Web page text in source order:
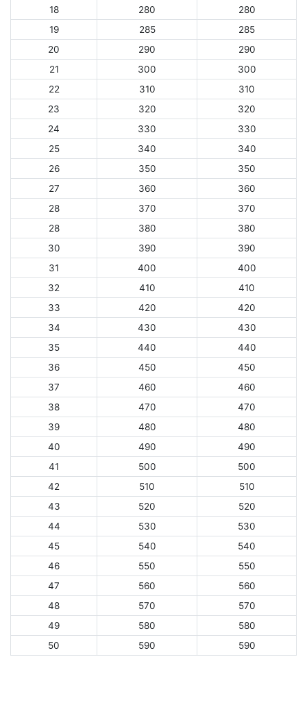
18 280
280
19
285
285
20
290
290
21
300
300
22
310
310
23
320
320
24
330
330
25
340
340
26
350
350
27
360
360
28
370
370
28
380
380
30
390
390
31
400
400
32
410
410
33
420
420
34
430
430
35
440
440
36
450
450
37
460
460
38
470
470
39
480
480
40
490
490
41
500
500
42
510
510
43
520
520
44
530
530
45
540
540
46
550
550
47
560
560
48
570
570
49
580
580
50
590 590